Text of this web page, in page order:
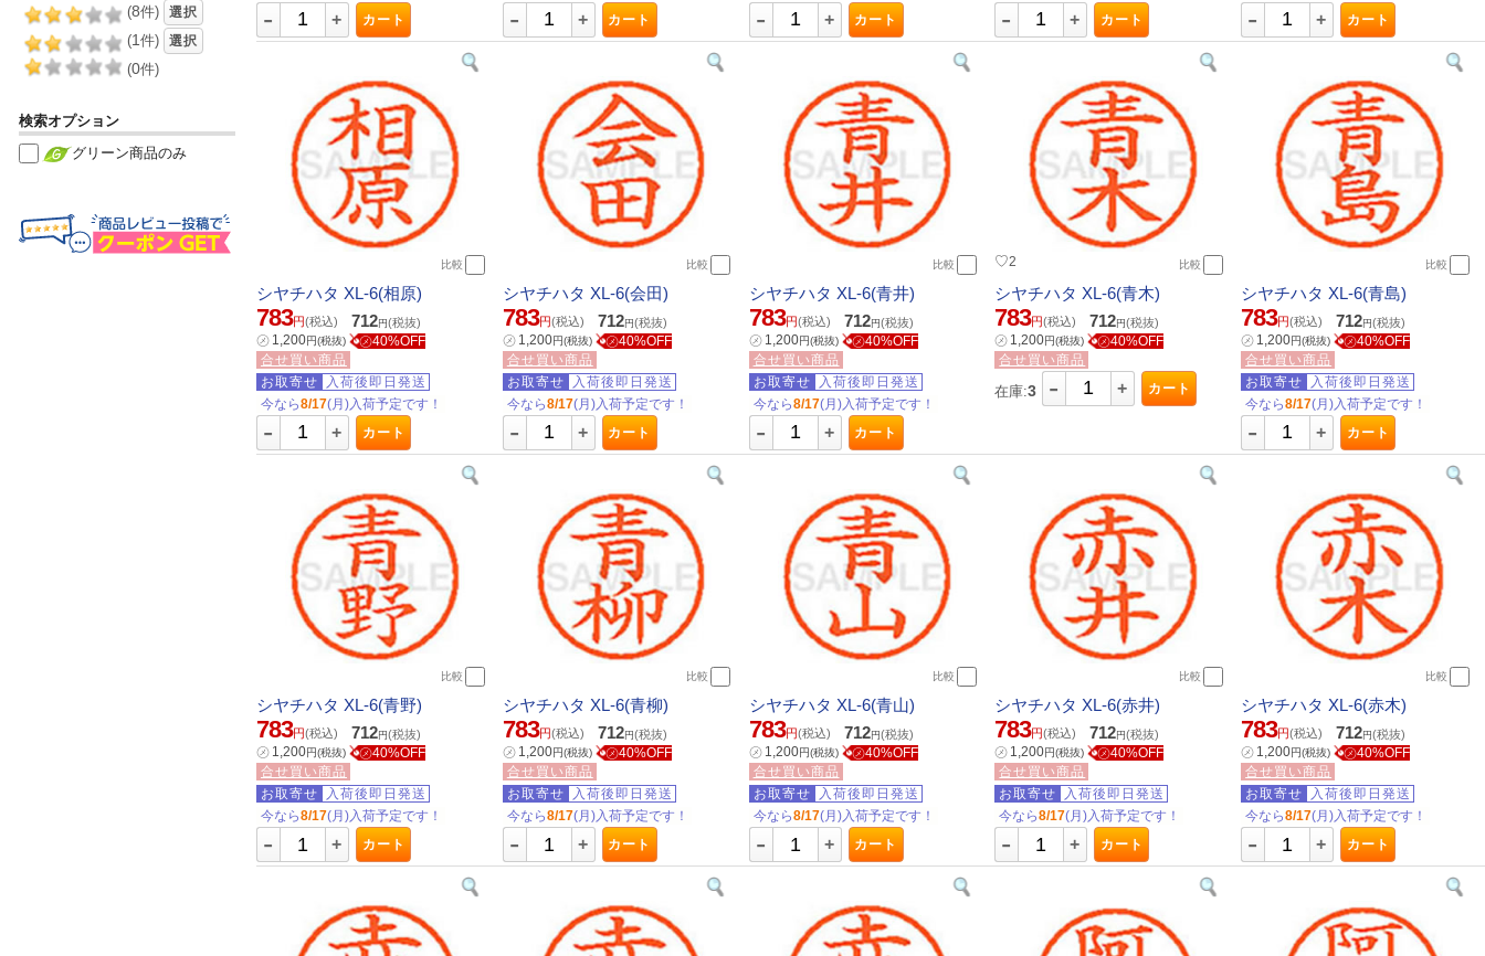
(8件) 選択
(1 件) 選択
(0件)
検索オプション
グリーン商品のみ
- + カート - + カート - + カート - + カート - + カート
比較
シヤチハタ XL-6(相原)
783円(税込) 712円(税抜)
㋱ 1,200円(税抜) ㋱40%OFF
合せ買い商品
お取寄せ
入荷後即日発送
今なら8/17(月)入荷予定です！
- + カート
比較
シヤチハタ XL-6(会田)
783円(税込) 712円(税抜)
㋱ 1,200円(税抜) ㋱40%OFF
合せ買い商品
お取寄せ
入荷後即日発送
今なら8/17(月)入荷予定です！
- + カート
比較
シヤチハタ XL-6(青井)
783円(税込) 712円(税抜)
㋱ 1,200円(税抜) ㋱40%OFF
合せ買い商品
お取寄せ
入荷後即日発送
今なら8/17(月)入荷予定です！
- + カート
♡2 比較
シヤチハタ XL-6(青木)
783円(税込) 712円(税抜)
㋱ 1,200円(税抜) ㋱40%OFF
合せ買い商品
在庫:3 - + カート
比較
シヤチハタ XL-6(青島)
783円(税込) 712円(税抜)
㋱ 1,200円(税抜) ㋱40%OFF
合せ買い商品
お取寄せ
入荷後即日発送
今なら8/17(月)入荷予定です！
- + カート
比較
シヤチハタ XL-6(青野)
783円(税込) 712円(税抜)
㋱ 1,200円(税抜) ㋱40%OFF
合せ買い商品
お取寄せ
入荷後即日発送
今なら8/17(月)入荷予定です！
- + カート
比較
シヤチハタ XL-6(青柳)
783円(税込) 712円(税抜)
㋱ 1,200円(税抜) ㋱40%OFF
合せ買い商品
お取寄せ
入荷後即日発送
今なら8/17(月)入荷予定です！
- + カート
比較
シヤチハタ XL-6(青山)
783円(税込) 712円(税抜)
㋱ 1,200円(税抜) ㋱40%OFF
合せ買い商品
お取寄せ
入荷後即日発送
今なら8/17(月)入荷予定です！
- + カート
比較
シヤチハタ XL-6(赤井)
783円(税込) 712円(税抜)
㋱ 1,200円(税抜) ㋱40%OFF
合せ買い商品
お取寄せ
入荷後即日発送
今なら8/17(月)入荷予定です！
- + カート
比較
シヤチハタ XL-6(赤木)
783円(税込) 712円(税抜)
㋱ 1,200円(税抜) ㋱40%OFF
合せ買い商品
お取寄せ
入荷後即日発送
今なら8/17(月)入荷予定です！
- + カート